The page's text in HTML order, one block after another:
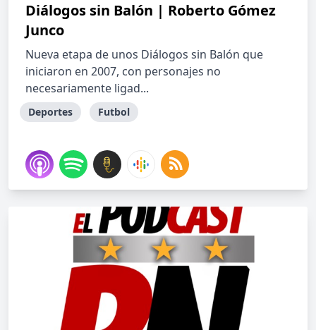
Diálogos sin Balón | Roberto Gómez
Junco
Nueva etapa de unos Diálogos sin Balón que
iniciaron en 2007, con personajes no
necesariamente ligad...
Deportes Futbol